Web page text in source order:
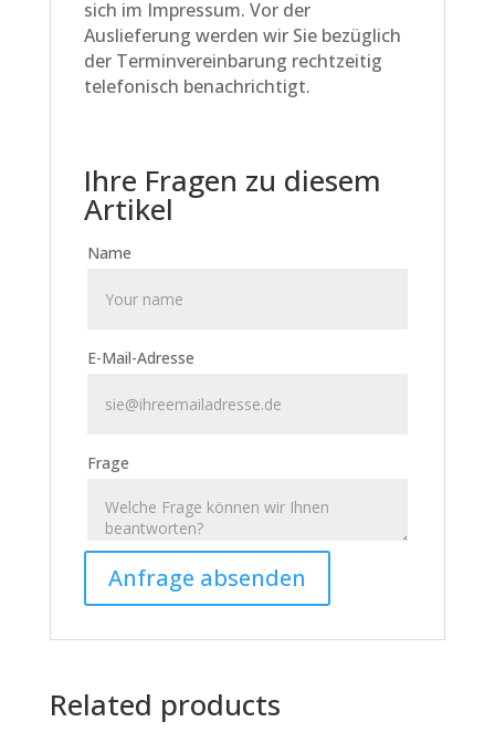
sich im Impressum. Vor der
Auslieferung werden wir Sie bezüglich
der Terminvereinbarung rechtzeitig
telefonisch benachrichtigt.
Ihre Fragen zu diesem
Artikel
Name
E-Mail-Adresse
Frage
Related products